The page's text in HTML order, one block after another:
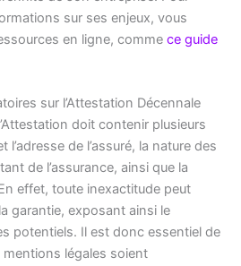
sur ses enjeux, vous
en ligne, comme ce guide
sur l’Attestation Décennale
doit contenir plusieurs
de l’assuré, la nature des
de l’assurance, ainsi que la
effet, toute inexactitude peut
garantie, exposant ainsi le
potentiels. Il est donc essentiel de
mentions légales soient